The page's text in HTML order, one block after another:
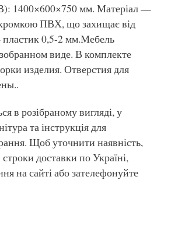
1400×600×750 мм. Матеріал —
ПВХ, що захищає від
0,5-2 мм.Мебель
виде. В комплекте
изделия. Отверстия для
в розібраному вигляді, у
та інструкція для
Щоб уточнити наявність,
доставки по Україні,
на сайті або зателефонуйте